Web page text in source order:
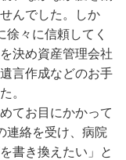
んでした。しか
徐々に信頼してく
決め資産管理会社
言作成などのお手
。
てお目にかかって
連絡を受け、病院
書き換えたい」と